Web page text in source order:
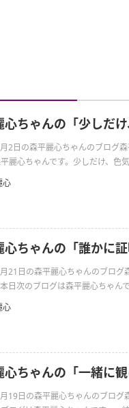
ちゃんの「少しだけ
2日の森平麗心ちゃんのブログ
麗心ちゃんです。少しだけ、色
心
心ちゃんの「誰かに証
21日の森平麗心ちゃんのブログ
日次のブログは森平麗心ちゃん
心
心ちゃんの「一緒に観
19日の森平麗心ちゃんのブログ